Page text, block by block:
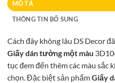
MÔ TẢ
THÔNG TIN BỔ SUNG
Cách đây không lâu DS Decor
Giấy dán tường một màu
tục đem đến thêm các màu sắc
chọn. Đặc biệt sản phẩmGiấy